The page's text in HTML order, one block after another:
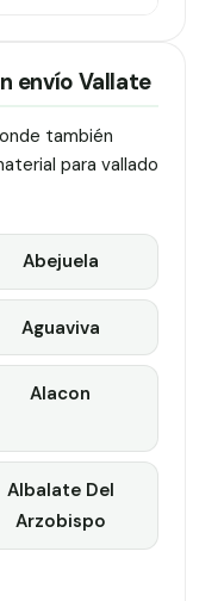
envío Vallate
también
para vallado
Abejuela
Aguaviva
Alacon
Albalate Del
Arzobispo